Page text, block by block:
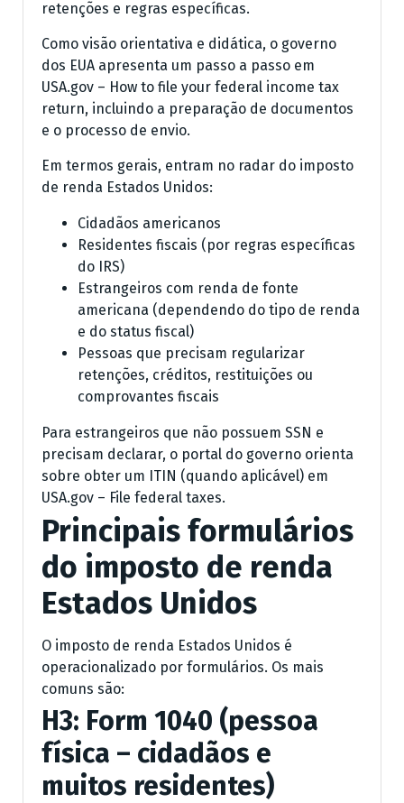
retenções e regras específicas.
Como visão orientativa e didática, o governo
dos EUA apresenta um passo a passo em
USA.gov – How to file your federal income tax
return, incluindo a preparação de documentos
e o processo de envio.
Em termos gerais, entram no radar do imposto
de renda Estados Unidos:
Cidadãos americanos
Residentes fiscais (por regras específicas
do IRS)
Estrangeiros com renda de fonte
americana (dependendo do tipo de renda
e do status fiscal)
Pessoas que precisam regularizar
retenções, créditos, restituições ou
comprovantes fiscais
Para estrangeiros que não possuem SSN e
precisam declarar, o portal do governo orienta
sobre obter um ITIN (quando aplicável) em
USA.gov – File federal taxes.
Principais formulários
do imposto de renda
Estados Unidos
O imposto de renda Estados Unidos é
operacionalizado por formulários. Os mais
comuns são:
H3: Form 1040 (pessoa
física – cidadãos e
muitos residentes)